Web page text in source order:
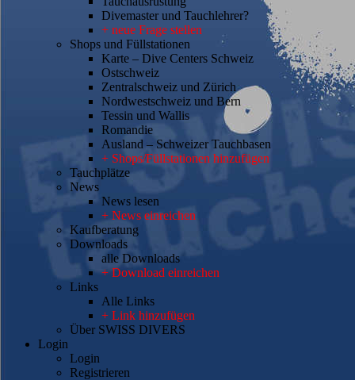
Divemaster und Tauchlehrer?
+ neue Frage stellen
Shops und Füllstationen
Karte – Dive Centers Schweiz
Ostschweiz
Zentralschweiz und Zürich
Nordwestschweiz und Bern
Tessin und Wallis
Romandie
Ausland – Schweizer Tauchbasen
+ Shops/Füllstationen hinzufügen
Tauchplätze
News
News lesen
+ News einreichen
Kaufberatung
Downloads
alle Downloads
+ Download einreichen
Links
Alle Links
+ Link hinzufügen
Über SWISS DIVERS
Login
Login
Registrieren